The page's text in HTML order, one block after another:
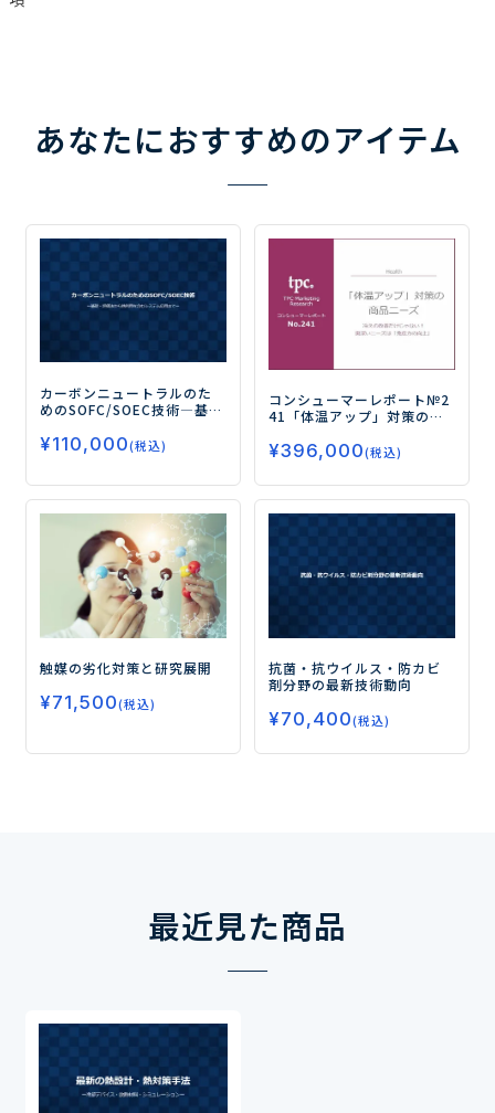
あなたにおすすめのアイテム
カーボンニュートラルのた
めのSOFC/SOEC技術―基
むシステム応用まで―
¥110,000(税込)
コンシューマーレポート№2
41 「体温アップ」対策の商
じゃない！奥深いニーズは
「免疫力の向上」―
¥396,000(税込)
触媒の劣化対策と研究展開
¥71,500(税込)
抗菌・抗ウイルス・防カビ
剤分野の最新技術動向
¥70,400(税込)
最近見た商品